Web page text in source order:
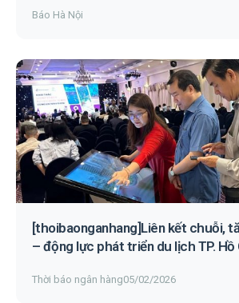
Báo Hà Nội
[thoibaonganhang]Liên kết chuỗi,
– động lực phát triển du lịch TP. Hồ
Thời báo ngân hàng05/02/2026